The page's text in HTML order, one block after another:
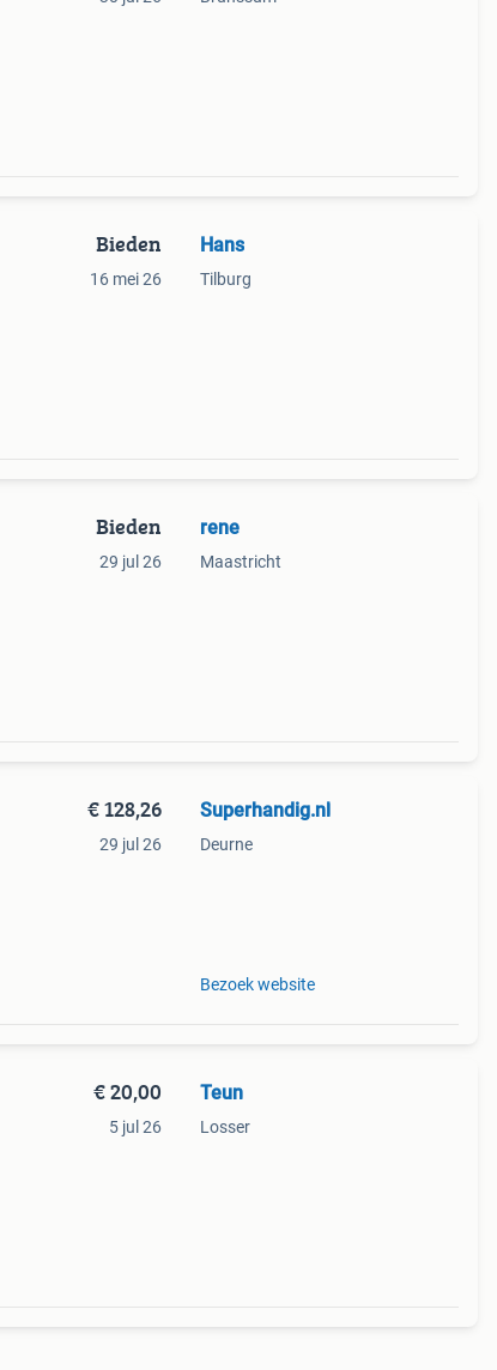
Bieden
16 mei 26
Hans
Tilburg
Bieden
29 jul 26
rene
Maastricht
€ 128,26
29 jul 26
Superhandig.nl
Deurne
Bezoek website
€ 20,00
5 jul 26
Teun
Losser